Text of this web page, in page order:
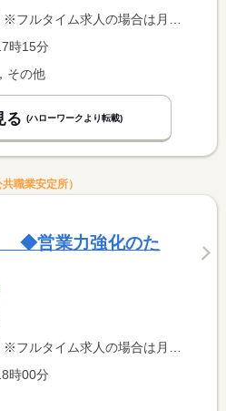
（換算額）、パート求人の場合は時間額を表示しています。
時15分
その他
る (ハローワークより転載)
職業安定所）
◆営業力強化のた
（換算額）、パート求人の場合は時間額を表示しています。
時00分